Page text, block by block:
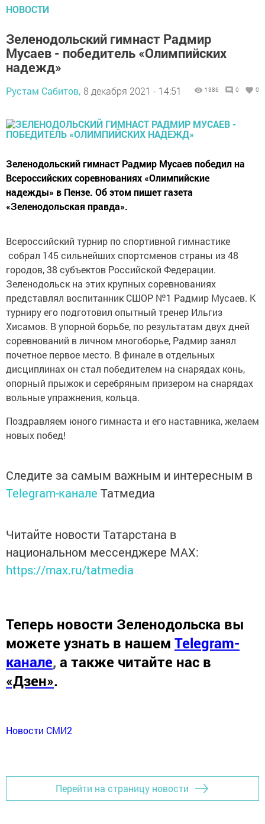
НОВОСТИ
Зеленодольский гимнаст Радмир
Мусаев - победитель «Олимпийских
надежд»
Рустам Сабитов, 8 декабря 2021 - 14:51 1386 0 0
Зеленодольский гимнаст Радмир Мусаев победил на
Всероссийских соревнованиях «Олимпийские
надежды» в Пензе. Об этом пишет газета
«Зеленодольская правда».
Всероссийский турнир по спортивной гимнастике
собрал 145 сильнейших спортсменов страны из 48
городов, 38 субъектов Российской Федерации.
Зеленодольск на этих крупных соревнованиях
представлял воспитанник СШОР №1 Радмир Мусаев. К
турниру его подготовил опытный тренер Ильгиз
Хисамов. В упорной борьбе, по результатам двух дней
соревнований в личном многоборье, Радмир занял
почетное первое место. В финале в отдельных
дисциплинах он стал победителем на снарядах конь,
опорный прыжок и серебряным призером на снарядах
вольные упражнения, кольца.
Поздравляем юного гимнаста и его наставника, желаем
новых побед!
Следите за самым важным и интересным в
Telegram-канале Татмедиа
Читайте новости Татарстана в
национальном мессенджере MАХ:
https://max.ru/tatmedia
Теперь новости Зеленодольска вы
можете узнать в нашем Telegram-
канале, а также читайте нас в
«Дзен».
Новости СМИ2
Перейти на страницу новости